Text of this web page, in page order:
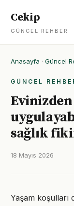
Cekip
GÜNCEL REHBER
Anasayfa · Güncel
GÜNCEL
sağlık
18 Mayıs 2026
Yaşam koşulları